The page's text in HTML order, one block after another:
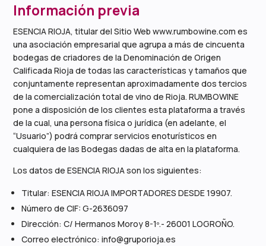
Información previa
ESENCIA RIOJA, titular del Sitio Web www.rumbowine.com es
una asociación empresarial que agrupa a más de cincuenta
bodegas de criadores de la Denominación de Origen
Calificada Rioja de todas las características y tamaños que
conjuntamente representan aproximadamente dos tercios
de la comercialización total de vino de Rioja. RUMBOWINE
pone a disposición de los clientes esta plataforma a través
de la cual, una persona física o jurídica (en adelante, el
“Usuario”) podrá comprar servicios enoturísticos en
cualquiera de las Bodegas dadas de alta en la plataforma.
Los datos de ESENCIA RIOJA son los siguientes:
Titular: ESENCIA RIOJA IMPORTADORES DESDE 19907.
Número de CIF: G-2636097
Dirección: C/ Hermanos Moroy 8-1º.- 26001 LOGROÑO.
Correo electrónico: info@gruporioja.es